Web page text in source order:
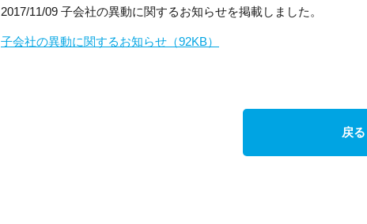
2017/11/09 子会社の異動に関するお知らせを掲載しました。
子会社の異動に関するお知らせ（92KB）
戻る